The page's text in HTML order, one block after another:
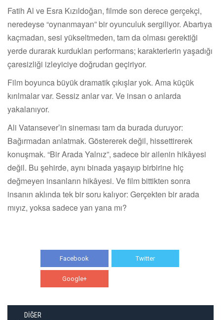
Fatih Al ve Esra Kızıldoğan, filmde son derece gerçekçi,
neredeyse “oynanmayan” bir oyunculuk sergiliyor. Abartıya
kaçmadan, sesi yükseltmeden, tam da olması gerektiği
yerde durarak kurdukları performans; karakterlerin yaşadığı
çaresizliği izleyiciye doğrudan geçiriyor.
Film boyunca büyük dramatik çıkışlar yok. Ama küçük
kırılmalar var. Sessiz anlar var. Ve insan o anlarda
yakalanıyor.
Ali Vatansever’in sineması tam da burada duruyor:
Bağırmadan anlatmak. Göstererek değil, hissettirerek
konuşmak. “Bir Arada Yalnız”, sadece bir ailenin hikâyesi
değil. Bu şehirde, aynı binada yaşayıp birbirine hiç
değmeyen insanların hikâyesi. Ve film bittikten sonra
insanın aklında tek bir soru kalıyor: Gerçekten bir arada
mıyız, yoksa sadece yan yana mı?
Facebook Twitter
Google+
DİĞER